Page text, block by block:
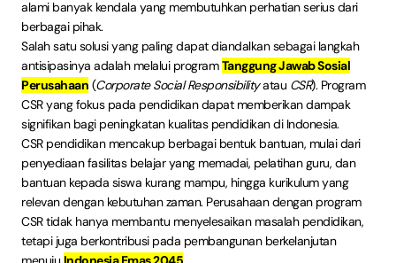
alami banyak kendala yang membutuhkan perhatian serius dari
berbagai pihak.
Salah satu solusi yang paling dapat diandalkan sebagai langkah
antisipasinya adalah melalui programTanggung Jawab Sosial
Perusahaan (Corporate Social Responsibilityatau CSR). Program
CSR yang fokus pada pendidikan dapat memberikan dampak
signifikan bagi peningkatan kualitas pendidikan di Indonesia.
CSR pendidikan mencakup berbagai bentuk bantuan, mulai dari
penyediaan fasilitas belajar yang memadai, pelatihan guru, dan
bantuan kepada siswa kurang mampu, hingga kurikulum yang
relevan dengan kebutuhan zaman. Perusahaan dengan program
CSR tidak hanya membantu menyelesaikan masalah pendidikan,
tetapi juga berkontribusi pada pembangunan berkelanjutan